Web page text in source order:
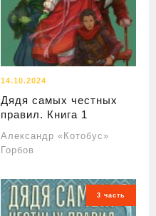
14.10.2024
Дядя самых честных
правил. Книга 1
Александр «Котобус»
Горбов
3 часть